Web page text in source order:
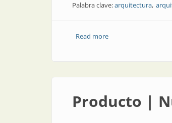
Palabra clave:arquitectura
Read moreabout Capacitación |
Producto |